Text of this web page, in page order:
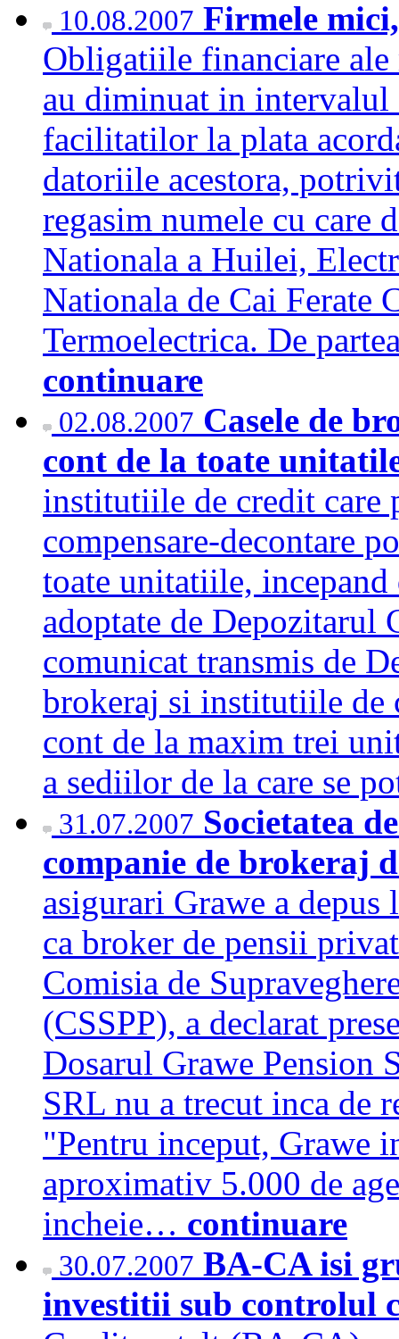
10.08.2007 Firmele
Obligatiile financiare
au diminuat in
facilitatilor la plata
datoriile acestora,
regasim numele cu care
Nationala a Huilei,
Nationala de Cai Ferate
Termoelectrica. De
continuare
02.08.2007 Casele de
cont de la toate
institutiile de credit care
compensare-decontare
toate unitatiile,
adoptate de Depozitarul
comunicat transmis de
brokeraj si institutiile de
cont de la maxim trei
a sediilor de la care se
31.07.2007 Societatea
companie de brokeraj
asigurari Grawe a
ca broker de pensii
Comisia de
(CSSPP), a declarat
Dosarul Grawe Pension
SRL nu a trecut inca de
"Pentru inceput, Grawe
aproximativ 5.000 de
incheie… continuare
30.07.2007 BA-CA isi
investitii sub controlul